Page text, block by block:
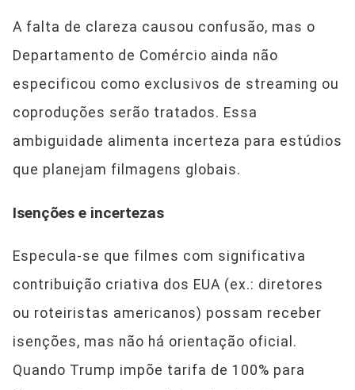
A falta de clareza causou confusão, mas o
Departamento de Comércio ainda não
especificou como exclusivos de streaming ou
coproduções serão tratados. Essa
ambiguidade alimenta incerteza para estúdios
que planejam filmagens globais.
Isenções e incertezas
Especula-se que filmes com significativa
contribuição criativa dos EUA (ex.: diretores
ou roteiristas americanos) possam receber
isenções, mas não há orientação oficial.
Quando Trump impõe tarifa de 100% para